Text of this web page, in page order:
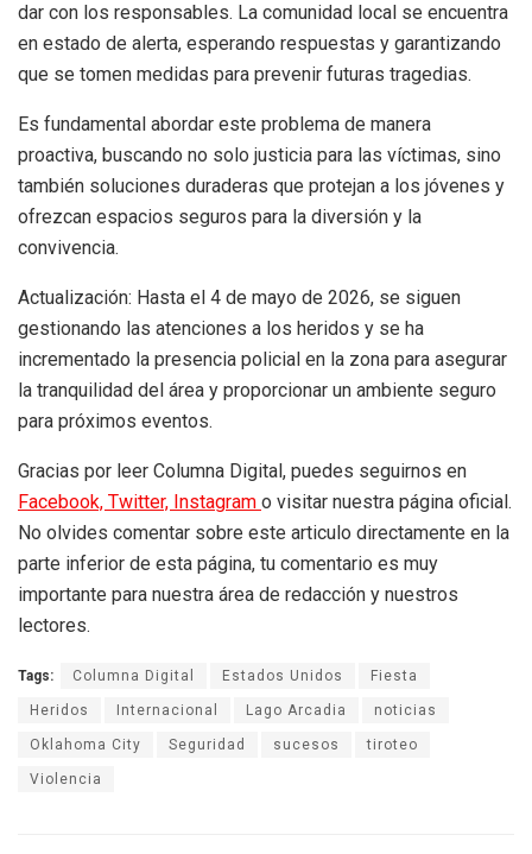
dar con los responsables. La comunidad local se encuentra
en estado de alerta, esperando respuestas y garantizando
que se tomen medidas para prevenir futuras tragedias.
Es fundamental abordar este problema de manera
proactiva, buscando no solo justicia para las víctimas, sino
también soluciones duraderas que protejan a los jóvenes y
ofrezcan espacios seguros para la diversión y la
convivencia.
Actualización: Hasta el 4 de mayo de 2026, se siguen
gestionando las atenciones a los heridos y se ha
incrementado la presencia policial en la zona para asegurar
la tranquilidad del área y proporcionar un ambiente seguro
para próximos eventos.
Gracias por leer Columna Digital, puedes seguirnos en
Facebook, Twitter, Instagram o visitar nuestra página oficial.
No olvides comentar sobre este articulo directamente en la
parte inferior de esta página, tu comentario es muy
importante para nuestra área de redacción y nuestros
lectores.
Tags: Columna Digital Estados Unidos Fiesta
Heridos Internacional Lago Arcadia noticias
Oklahoma City Seguridad sucesos tiroteo
Violencia